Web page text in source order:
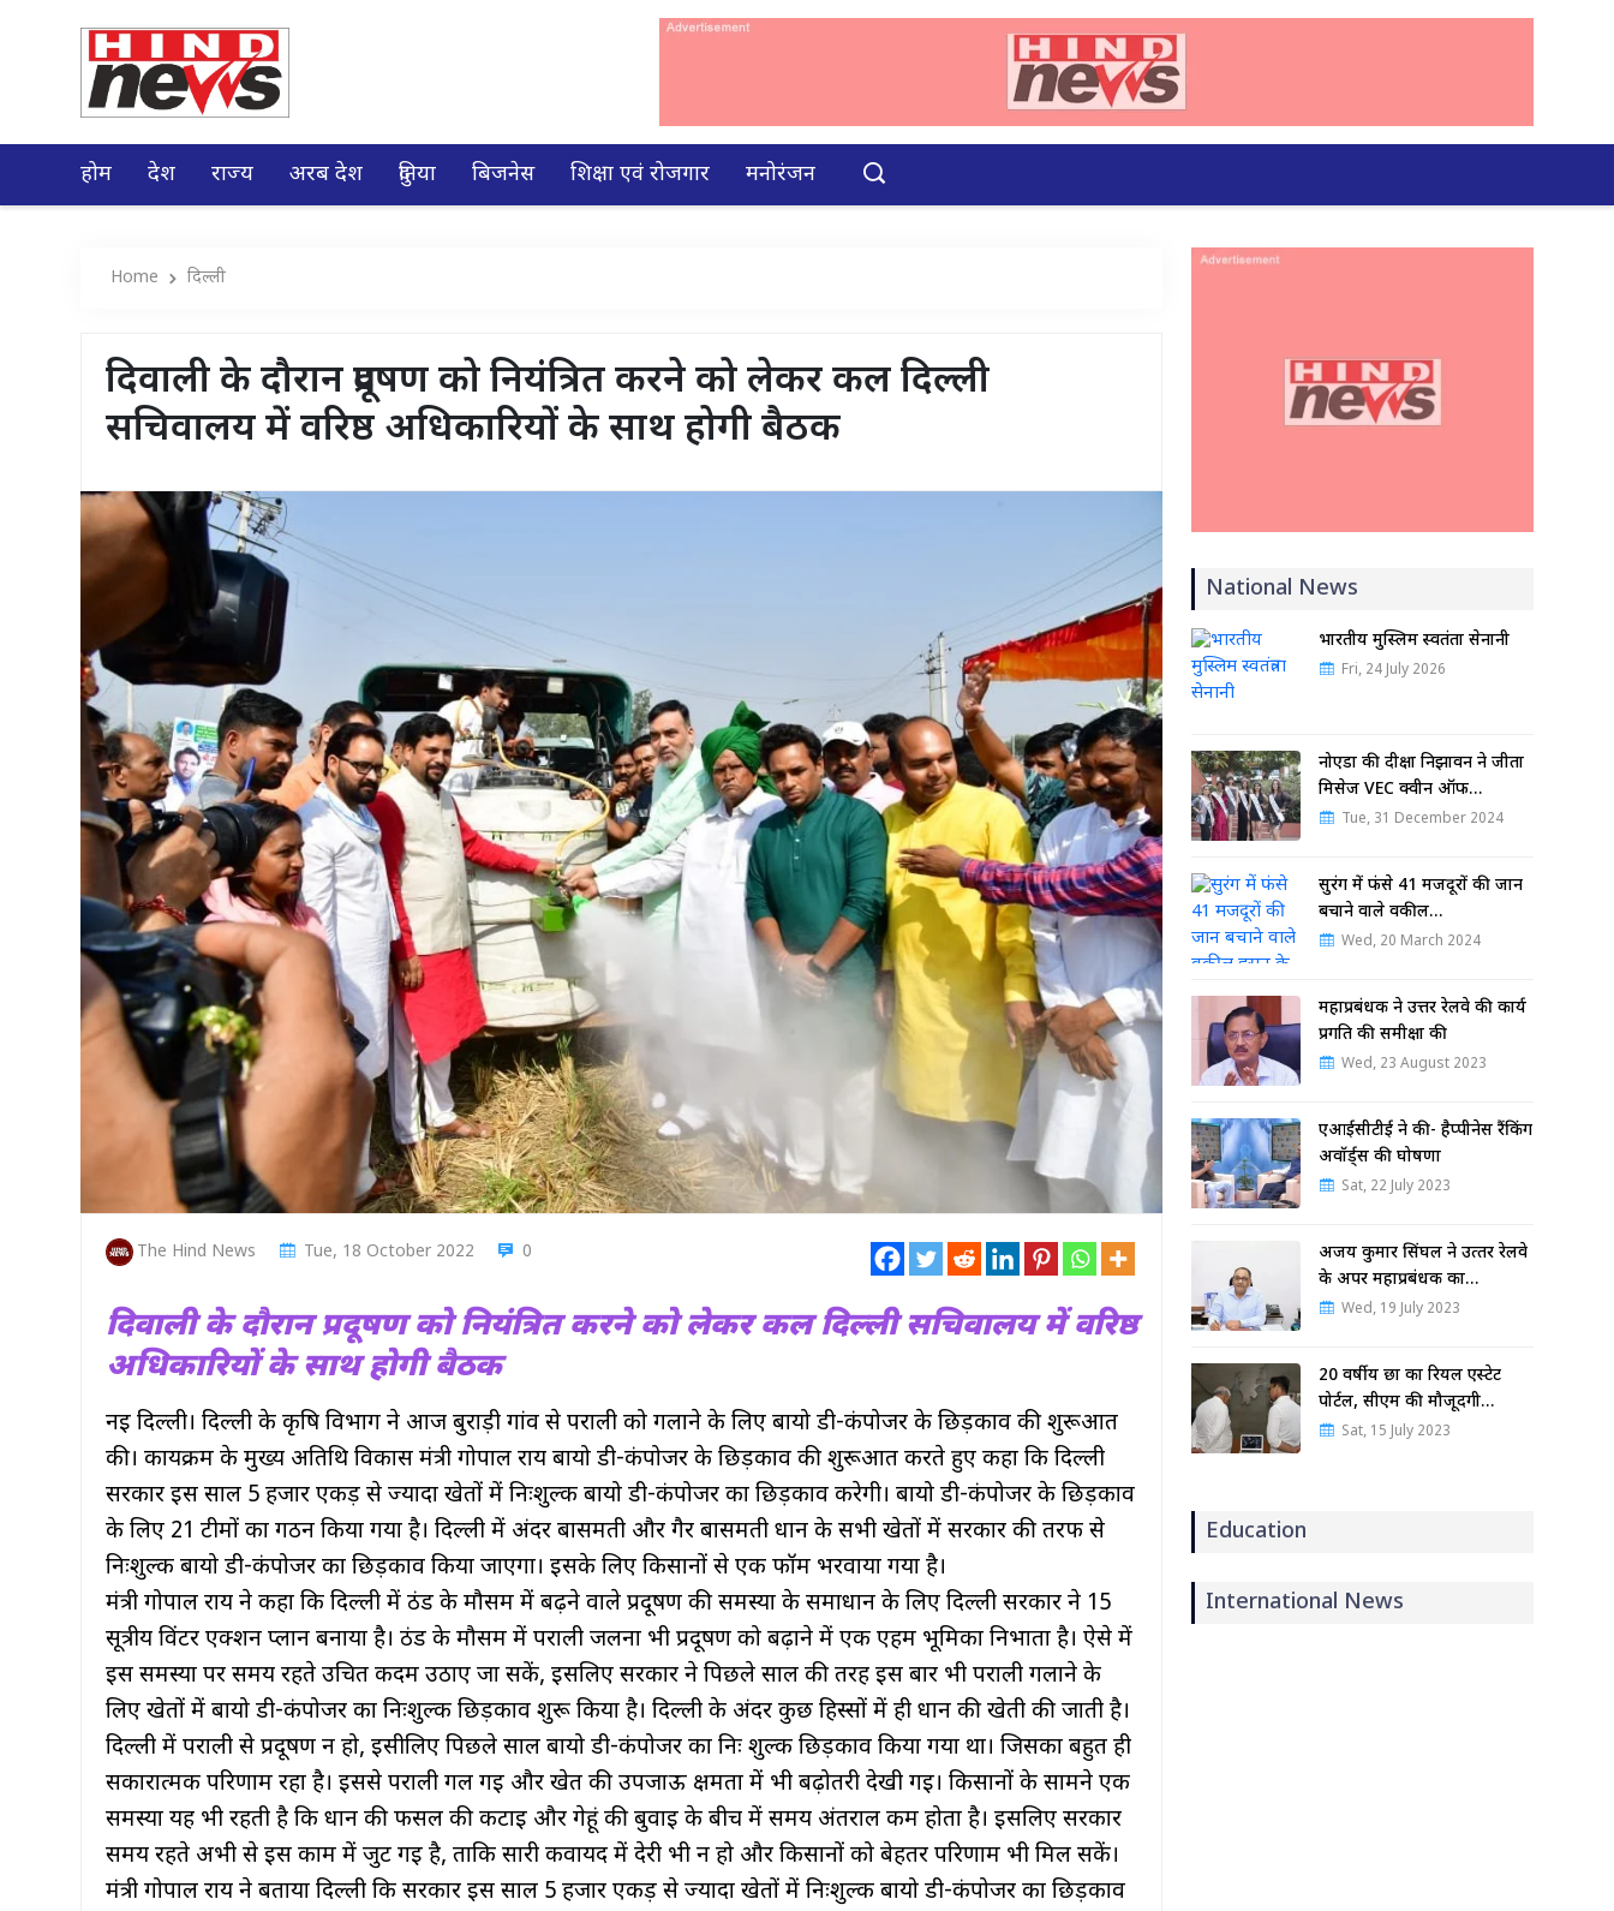
होम देश राज्य अरब देश दुनिया बिजनेस शिक्षा एवं रोजगार मनोरंजन
Home दिल्ली
दिवाली के दौरान प्रदूषण को नियंत्रित करने को लेकर कल दिल्ली
सचिवालय में वरिष्ठ अधिकारियों के साथ होगी बैठक
The Hind News Tue, 18 October 2022 0
दिवाली के दौरान प्रदूषण को नियंत्रित करने को लेकर कल दिल्ली सचिवालय में वरिष्ठ
अधिकारियों के साथ होगी बैठक
नई दिल्ली। दिल्ली के कृषि विभाग ने आज बुराड़ी गांव से पराली को गलाने के लिए बायो डी-कंपोजर के छिड़काव की शुरूआत
की। कार्यक्रम के मुख्य अतिथि विकास मंत्री गोपाल राय बायो डी-कंपोजर के छिड़काव की शुरूआत करते हुए कहा कि दिल्ली
सरकार इस साल 5 हजार एकड़ से ज्यादा खेतों में निःशुल्क बायो डी-कंपोजर का छिड़काव करेगी। बायो डी-कंपोजर के छिड़काव
के लिए 21 टीमों का गठन किया गया है। दिल्ली में अंदर बासमती और गैर बासमती धान के सभी खेतों में सरकार की तरफ से
निःशुल्क बायो डी-कंपोजर का छिड़काव किया जाएगा। इसके लिए किसानों से एक फॉर्म भरवाया गया है।
मंत्री गोपाल राय ने कहा कि दिल्ली में ठंड के मौसम में बढ़ने वाले प्रदूषण की समस्या के समाधान के लिए दिल्ली सरकार ने 15
सूत्रीय विंटर एक्शन प्लान बनाया है। ठंड के मौसम में पराली जलना भी प्रदूषण को बढ़ाने में एक एहम भूमिका निभाता है। ऐसे में
इस समस्या पर समय रहते उचित कदम उठाए जा सकें, इसलिए सरकार ने पिछले साल की तरह इस बार भी पराली गलाने के
लिए खेतों में बायो डी-कंपोजर का निःशुल्क छिड़काव शुरू किया है। दिल्ली के अंदर कुछ हिस्सों में ही धान की खेती की जाती है।
दिल्ली में पराली से प्रदूषण न हो, इसीलिए पिछले साल बायो डी-कंपोजर का निः शुल्क छिड़काव किया गया था। जिसका बहुत ही
सकारात्मक परिणाम रहा है। इससे पराली गल गई और खेत की उपजाऊ क्षमता में भी बढ़ोतरी देखी गई। किसानों के सामने एक
समस्या यह भी रहती है कि धान की फसल की कटाई और गेहूं की बुवाई के बीच में समय अंतराल कम होता है। इसलिए सरकार
समय रहते अभी से इस काम में जुट गई है, ताकि सारी कवायद में देरी भी न हो और किसानों को बेहतर परिणाम भी मिल सकें।
मंत्री गोपाल राय ने बताया दिल्ली कि सरकार इस साल 5 हजार एकड़ से ज्यादा खेतों में निःशुल्क बायो डी-कंपोजर का छिड़काव
National News
भारतीय मुस्लिम स्वतंत्रता सेनानी
Fri, 24 July 2026
नोएडा की दीक्षा निझावन ने जीता
मिसेज VEC क्वीन ऑफ…
Tue, 31 December 2024
सुरंग में फंसे 41 मजदूरों की जान
बचाने वाले वकील…
Wed, 20 March 2024
महाप्रबंधक ने उत्तर रेलवे की कार्य
प्रगति की समीक्षा की
Wed, 23 August 2023
एआईसीटीई ने की- हैप्पीनेस रैंकिंग
अवॉर्ड्स की घोषणा
Sat, 22 July 2023
अजय कुमार सिंघल ने उत्‍तर रेलवे
के अपर महाप्रबंधक का…
Wed, 19 July 2023
20 वर्षीय छात्र का रियल एस्टेट
पोर्टल, सीएम की मौजूदगी…
Sat, 15 July 2023
Education
International News